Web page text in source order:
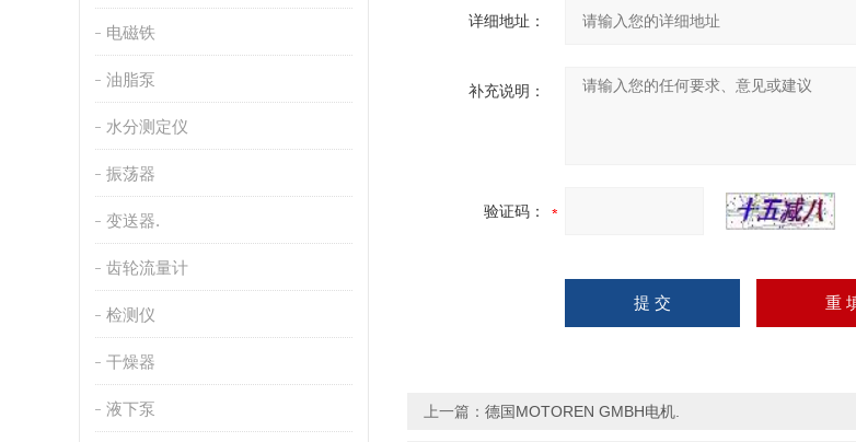
电磁铁
油脂泵
水分测定仪
振荡器
变送器.
齿轮流量计
检测仪
干燥器
液下泵
详细地址：
补充说明：
验证码：
上一篇： 德国MOTOREN GMBH电机.